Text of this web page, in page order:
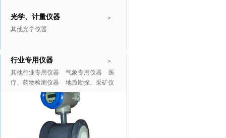
>
光学、计量仪器
其他光学仪器
>
行业专用仪器
其他行业专用仪器 气象专用仪器
医
疗、药物检测仪器
地质勘探、采矿仪
推广商品 更多>>